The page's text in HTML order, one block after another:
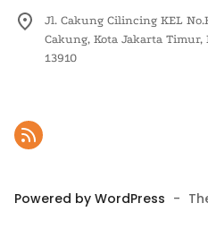
Jl. Cakung Cilincing KEL
Cakung, Kota Jakarta
13910
Powered by WordPress -